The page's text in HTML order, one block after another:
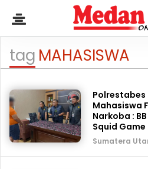
tag MAHASISWA
Polrestabes
Mahasiswa
Narkoba :
Squid Game
Sumatera